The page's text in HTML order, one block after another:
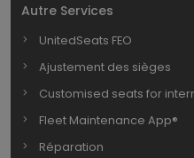
Autre Services
UnitedSeats FEO
Ajustement des sièges
Customised seats for
Fleet Maintenance App®
Réparation